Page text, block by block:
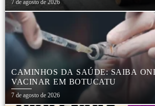
7 de agosto de 2026
CAMINHOS DA SAÚDE: SAIBA
VACINAR EM BOTUCATU
7 de agosto de 2026